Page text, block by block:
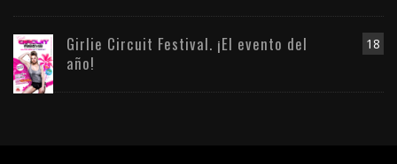
18
Girlie Circuit Festival. ¡El evento del
año!